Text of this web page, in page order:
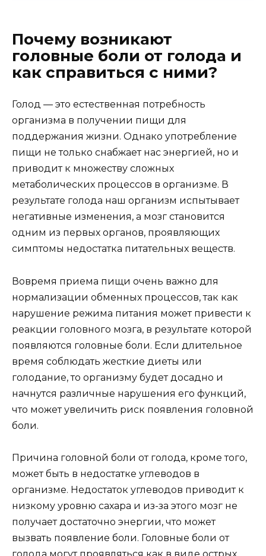
Почему возникают
головные боли от голода и
как справиться с ними?
Голод — это естественная потребность
организма в получении пищи для
поддержания жизни. Однако употребление
пищи не только снабжает нас энергией, но и
приводит к множеству сложных
метаболических процессов в организме. В
результате голода наш организм испытывает
негативные изменения, а мозг становится
одним из первых органов, проявляющих
симптомы недостатка питательных веществ.
Вовремя приема пищи очень важно для
нормализации обменных процессов, так как
нарушение режима питания может привести к
реакции головного мозга, в результате которой
появляются головные боли. Если длительное
время соблюдать жесткие диеты или
голодание, то организму будет досадно и
начнутся различные нарушения его функций,
что может увеличить риск появления головной
боли.
Причина головной боли от голода, кроме того,
может быть в недостатке углеводов в
организме. Недостаток углеводов приводит к
низкому уровню сахара и из-за этого мозг не
получает достаточно энергии, что может
вызвать появление боли. Головные боли от
голода могут проявляться как в виде острых,